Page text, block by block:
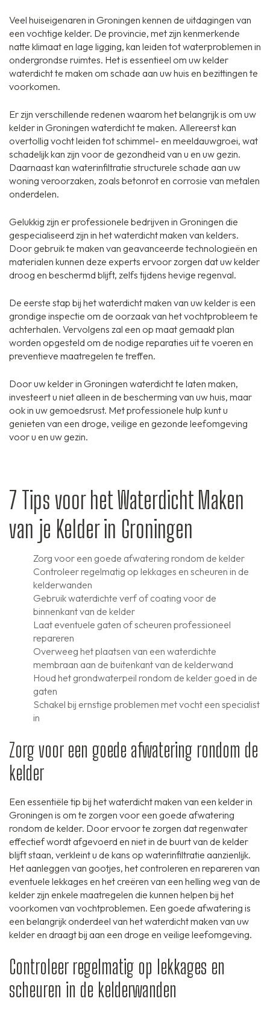
Veel huiseigenaren in Groningen kennen de uitdagingen van
een vochtige kelder. De provincie, met zijn kenmerkende
natte klimaat en lage ligging, kan leiden tot waterproblemen in
ondergrondse ruimtes. Het is essentieel om uw kelder
waterdicht te maken om schade aan uw huis en bezittingen te
voorkomen.
Er zijn verschillende redenen waarom het belangrijk is om uw
kelder in Groningen waterdicht te maken. Allereerst kan
overtollig vocht leiden tot schimmel- en meeldauwgroei, wat
schadelijk kan zijn voor de gezondheid van u en uw gezin.
Daarnaast kan waterinfiltratie structurele schade aan uw
woning veroorzaken, zoals betonrot en corrosie van metalen
onderdelen.
Gelukkig zijn er professionele bedrijven in Groningen die
gespecialiseerd zijn in het waterdicht maken van kelders.
Door gebruik te maken van geavanceerde technologieën en
materialen kunnen deze experts ervoor zorgen dat uw kelder
droog en beschermd blijft, zelfs tijdens hevige regenval.
De eerste stap bij het waterdicht maken van uw kelder is een
grondige inspectie om de oorzaak van het vochtprobleem te
achterhalen. Vervolgens zal een op maat gemaakt plan
worden opgesteld om de nodige reparaties uit te voeren en
preventieve maatregelen te treffen.
Door uw kelder in Groningen waterdicht te laten maken,
investeert u niet alleen in de bescherming van uw huis, maar
ook in uw gemoedsrust. Met professionele hulp kunt u
genieten van een droge, veilige en gezonde leefomgeving
voor u en uw gezin.
7 Tips voor het Waterdicht Maken
van je Kelder in Groningen
Zorg voor een goede afwatering rondom de kelder
Controleer regelmatig op lekkages en scheuren in de
kelderwanden
Gebruik waterdichte verf of coating voor de
binnenkant van de kelder
Laat eventuele gaten of scheuren professioneel
repareren
Overweeg het plaatsen van een waterdichte
membraan aan de buitenkant van de kelderwand
Houd het grondwaterpeil rondom de kelder goed in de
gaten
Schakel bij ernstige problemen met vocht een specialist
in
Zorg voor een goede afwatering rondom de
kelder
Een essentiële tip bij het waterdicht maken van een kelder in
Groningen is om te zorgen voor een goede afwatering
rondom de kelder. Door ervoor te zorgen dat regenwater
effectief wordt afgevoerd en niet in de buurt van de kelder
blijft staan, verkleint u de kans op waterinfiltratie aanzienlijk.
Het aanleggen van gootjes, het controleren en repareren van
eventuele lekkages en het creëren van een helling weg van de
kelder zijn enkele maatregelen die kunnen helpen bij het
voorkomen van vochtproblemen. Een goede afwatering is
een belangrijk onderdeel van het waterdicht maken van uw
kelder en draagt bij aan een droge en veilige leefomgeving.
Controleer regelmatig op lekkages en
scheuren in de kelderwanden